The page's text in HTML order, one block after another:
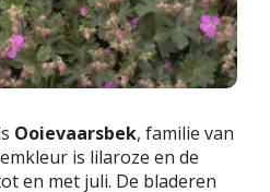
Ooievaarsbek, familie van
is lilaroze en de
en met juli. De bladeren